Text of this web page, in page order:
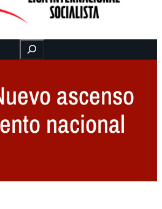
Buscar
ascenso
nacional